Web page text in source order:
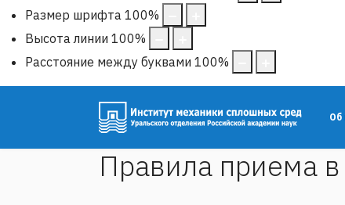
Размер шрифта 100%
Высота линии 100%
Расстояние между буквами 100%
Об
Правила приема